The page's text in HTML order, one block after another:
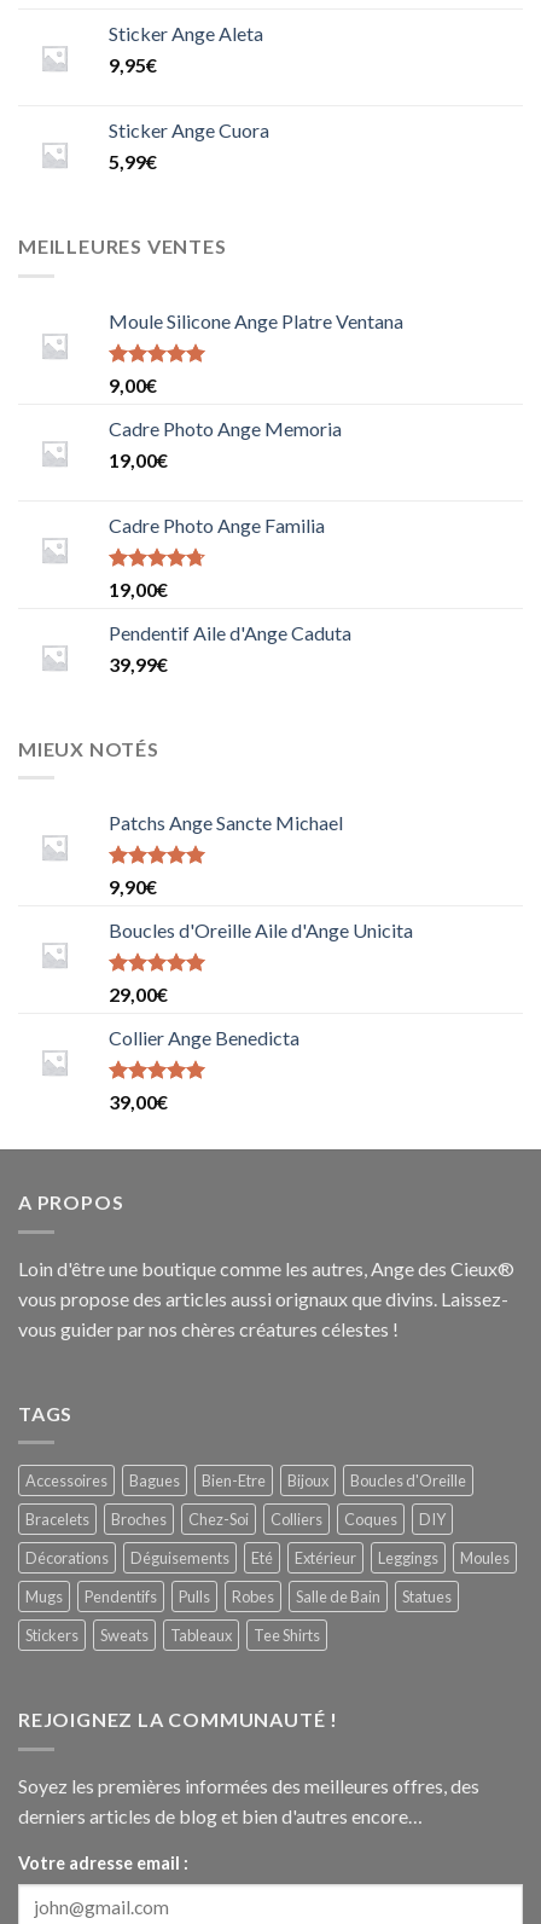
Sticker Ange Aleta
9,95€
Sticker Ange Cuora
5,99€
MEILLEURES VENTES
Moule Silicone Ange Platre Ventana
Note
5.0000000000000000
sur 5
9,00€
Cadre Photo Ange Memoria
19,00€
Cadre Photo Ange Familia
Note
4.6666666666666667
sur 5
19,00€
Pendentif Aile d'Ange Caduta
39,99€
MIEUX NOTÉS
Patchs Ange Sancte Michael
Note
5.0000000000000000
sur 5
9,90€
Boucles d'Oreille Aile d'Ange Unicita
Note
5.0000000000000000
sur 5
29,00€
Collier Ange Benedicta
Note5sur
39,00€
A PROPOS
Loin d'être une boutique comme les autres, Ange des Cieux®
vous propose des articles aussi orignaux que divins. Laissez-
vous guider par nos chères créatures célestes !
TAGS
Accessoires Bagues Bien-Etre Bijoux
Boucles d'Oreille
Bracelets
Broches Chez-Soi Colliers Coques
DIY
Décorations
Déguisements Eté Extérieur Leggings
Moules
Mugs
Pendentifs Pulls Robes Salle de Bain
Statues
Stickers
Sweats Tableaux Tee Shirts
REJOIGNEZ LA COMMUNAUTÉ !
Soyez les premières informées des meilleures offres, des
derniers articles de blog et bien d'autres encore…
Votre adresse email :